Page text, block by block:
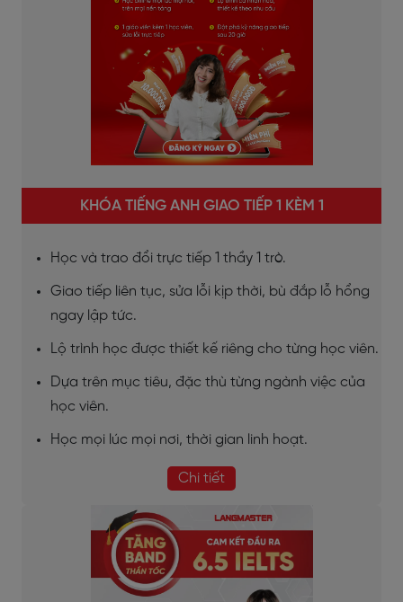
KHÓA TIẾNG ANH GIAO TIẾP 1 KÈM 1
Học và trao đổi trực tiếp 1 thầy 1 trò.
Giao tiếp liên tục, sửa lỗi kịp thời, bù đắp lỗ hổng
ngay lập tức.
Lộ trình học được thiết kế riêng cho từng học viên.
Dựa trên mục tiêu, đặc thù từng ngành việc của
học viên.
Học mọi lúc mọi nơi, thời gian linh hoạt.
Chi tiết